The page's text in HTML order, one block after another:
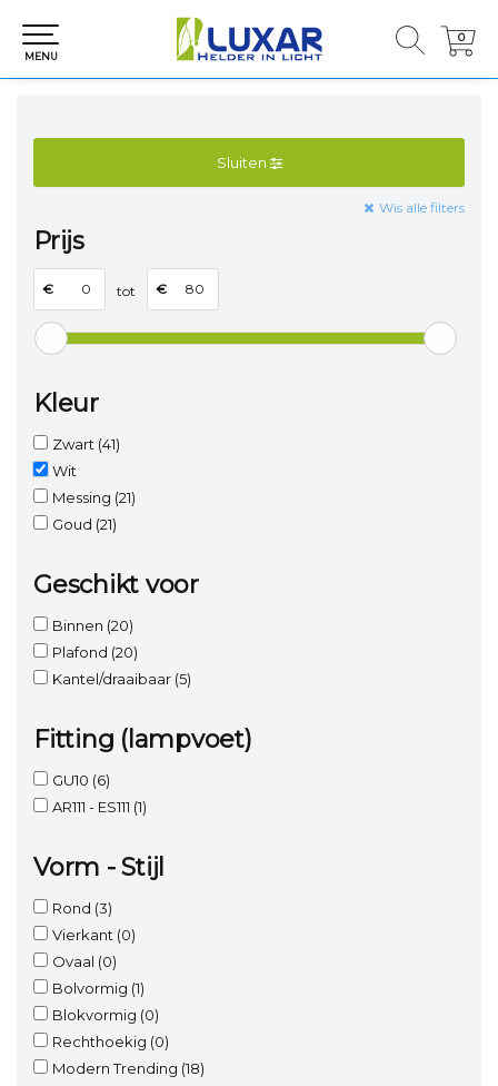
0
0
MENU
Sluiten
Wis alle filters
Prijs
€ tot €
Kleur
Zwart (41)
Wit
Messing (21)
Goud (21)
Geschikt voor
Binnen (20)
Plafond (20)
Kantel/draaibaar (5)
Fitting (lampvoet)
GU10 (6)
AR111 - ES111 (1)
Vorm - Stijl
Rond (3)
Vierkant (0)
Ovaal (0)
Bolvormig (1)
Blokvormig (0)
Rechthoekig (0)
Modern Trending (18)